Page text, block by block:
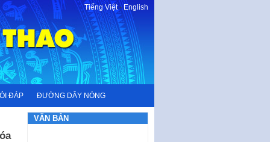
Tiếng Việt-English
ĐÁP ĐƯỜNG DÂY NÓNG
VĂN BẢN